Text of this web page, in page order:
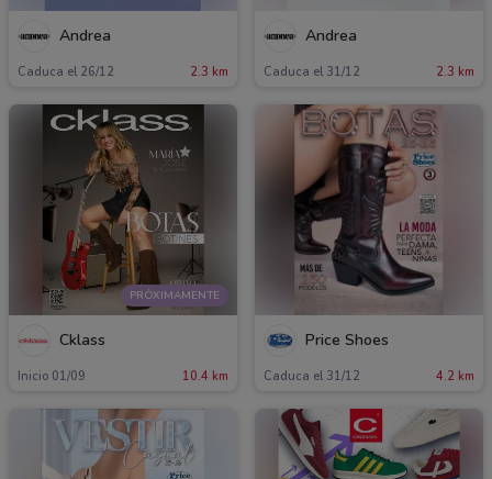
Andrea
Caduca el 26/12 2.3 km
Andrea
Caduca el 31/12 2.3 km
PRÓXIMAMENTE
Cklass
Inicio 01/09 10.4 km
Price Shoes
Caduca el 31/12 4.2 km